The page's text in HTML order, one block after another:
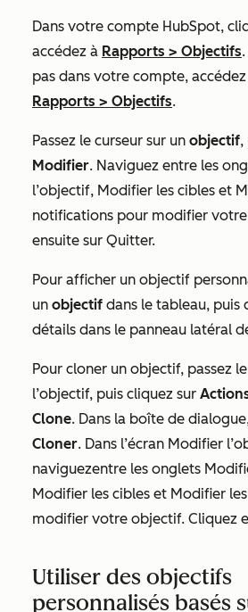
Dans votre compte HubSpot,
accédez à Rapports > Objectifs
pas dans votre compte,
Rapports > Objectifs.
Passez le curseur sur un objectif,
Modifier. Naviguez entre les
l’objectif, Modifier les cibles et
notifications pour modifier
ensuite sur Quitter.
Pour afficher un objectif
un objectif dans le tableau, puis
détails dans le panneau latéral
Pour cloner un objectif, passez
l’objectif, puis cliquez sur
Clone. Dans la boîte de
Cloner. Dans l’écran Modifier
naviguezentre les onglets
Modifier les cibles et Modifier
modifier votre objectif. Cliquez
Utiliser des objectifs
personnalisés basés